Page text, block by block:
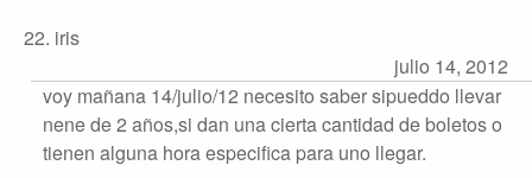
22. iris
julio 14, 2012
voy mañana 14/julio/12 necesito saber sipueddo llevar
nene de 2 años,si dan una cierta cantidad de boletos o
tienen alguna hora especifica para uno llegar.